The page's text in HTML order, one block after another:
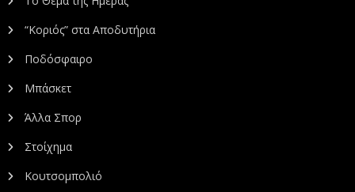
“Κοριός” στα Αποδυτήρια
Ποδόσφαιρο
Μπάσκετ
Άλλα Σπορ
Στοίχημα
Κουτσομπολιό